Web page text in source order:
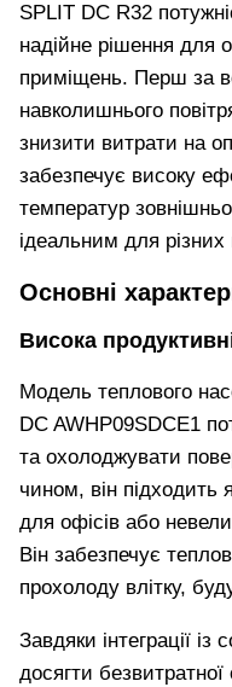
SPLIT DC R32
надійне рішення для
приміщень. Перш за
навколишнього
знизити витрати на
забезпечує високу
температур
ідеальним для
Основні
Висока
Модель теплового
DC AWHP09SDCE1
та охолоджувати
чином, він підходить
для офісів або
Він забезпечує
прохолоду влітку,
Завдяки інтеграції
досягти